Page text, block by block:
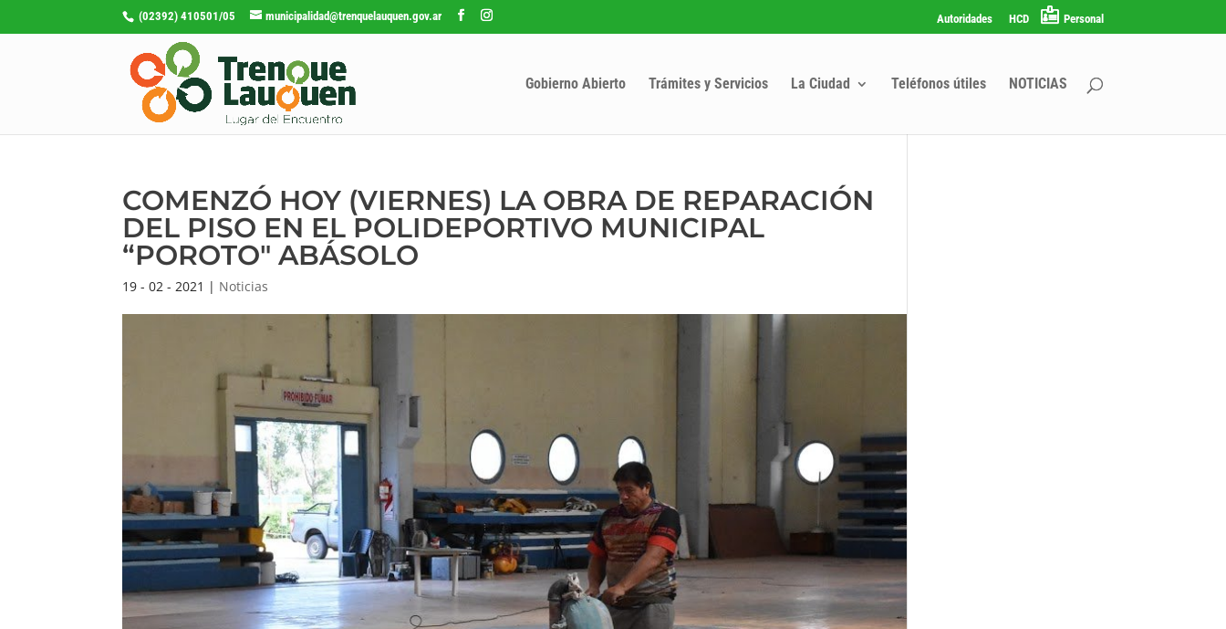
(02392) 410501/05 municipalidad@trenquelauquen.gov.ar Autoridades HCD Personal
Gobierno Abierto Trámites y Servicios La Ciudad Teléfonos útiles NOTICIAS
COMENZÓ HOY (VIERNES) LA OBRA DE REPARACIÓN
DEL PISO EN EL POLIDEPORTIVO MUNICIPAL
“POROTO" ABÁSOLO
19 - 02 - 2021 | Noticias